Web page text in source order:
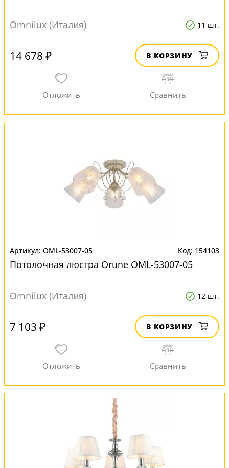
Omnilux (Италия) 11 шт.
14 678 ₽ В КОРЗИНУ
OML-53007-05 154103
Потолочная люстра Orune OML-53007-05
Omnilux (Италия) 12 шт.
7 103 ₽ В КОРЗИНУ